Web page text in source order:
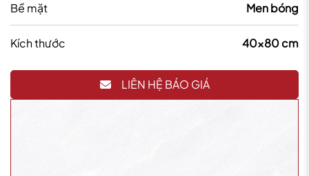
Bề mặt Men bóng
Kích thước 40x80 cm
LIÊN HỆ BÁO GIÁ